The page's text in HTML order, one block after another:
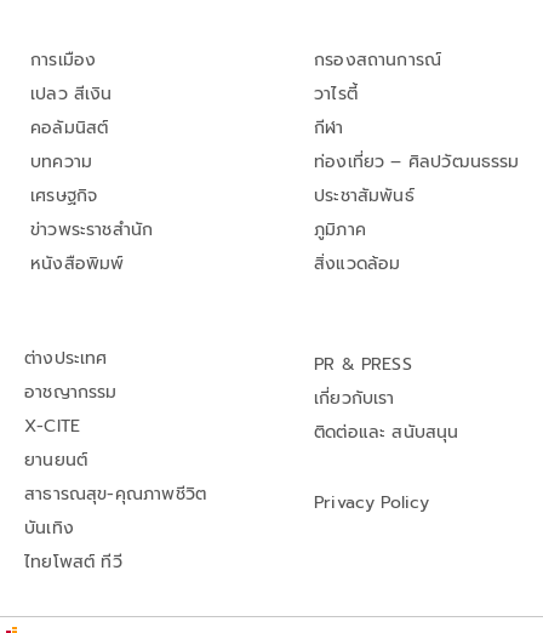
การเมือง
เปลว สีเงิน
คอลัมนิสต์
บทความ
เศรษฐกิจ
ข่าวพระราชสำนัก
หนังสือพิมพ์
กรองสถานการณ์
วาไรตี้
กีฬา
ท่องเที่ยว – ศิลปวัฒนธรรม
ประชาสัมพันธ์
ภูมิภาค
สิ่งแวดล้อม
ต่างประเทศ
อาชญากรรม
X-CITE
ยานยนต์
สาธารณสุข-คุณภาพชีวิต
บันเทิง
ไทยโพสต์ ทีวี
PR & PRESS
เกี่ยวกับเรา
ติดต่อและ สนับสนุน
Privacy Policy